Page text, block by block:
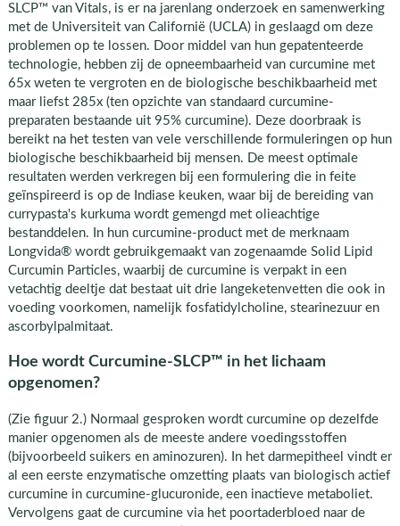
SLCP™ van Vitals, is er na jarenlang onderzoek en samenwerking
met de Universiteit van Californië (UCLA) in geslaagd om deze
problemen op te lossen. Door middel van hun gepatenteerde
technologie, hebben zij de opneembaarheid van curcumine met
65x weten te vergroten en de biologische beschikbaarheid met
maar liefst 285x (ten opzichte van standaard curcumine-
preparaten bestaande uit 95% curcumine). Deze doorbraak is
bereikt na het testen van vele verschillende formuleringen op hun
biologische beschikbaarheid bij mensen. De meest optimale
resultaten werden verkregen bij een formulering die in feite
geïnspireerd is op de Indiase keuken, waar bij de bereiding van
currypasta's kurkuma wordt gemengd met olieachtige
bestanddelen. In hun curcumine-product met de merknaam
Longvida® wordt gebruikgemaakt van zogenaamde Solid Lipid
Curcumin Particles, waarbij de curcumine is verpakt in een
vetachtig deeltje dat bestaat uit drie langeketenvetten die ook in
voeding voorkomen, namelijk fosfatidylcholine, stearinezuur en
ascorbylpalmitaat.
Hoe wordt Curcumine-SLCP™ in het lichaam
opgenomen?
(Zie figuur 2.) Normaal gesproken wordt curcumine op dezelfde
manier opgenomen als de meeste andere voedingsstoffen
(bijvoorbeeld suikers en aminozuren). In het darmepitheel vindt er
al een eerste enzymatische omzetting plaats van biologisch actief
curcumine in curcumine-glucuronide, een inactieve metaboliet.
Vervolgens gaat de curcumine via het poortaderbloed naar de